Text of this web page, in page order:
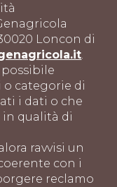
Loncon di
.
o categorie di
i dati o che
in qualità di
ravvisi un
con i
reclamo